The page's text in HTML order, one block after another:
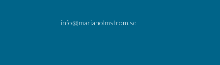
info@mariaholmstrom.se